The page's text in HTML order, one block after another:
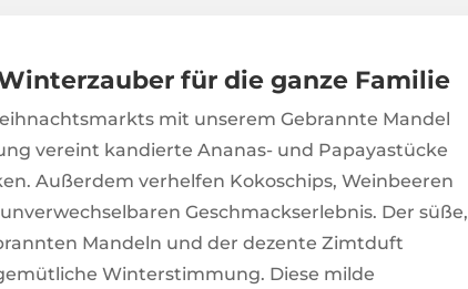
für die ganze Familie
mit unserem Gebrannte Mandel
vereint kandierte Ananas- und Papayastücke
Außerdem verhelfen Kokoschips, Weinbeeren
Geschmackserlebnis. Der süße,
Mandeln und der dezente Zimtduft
Winterstimmung. Diese milde